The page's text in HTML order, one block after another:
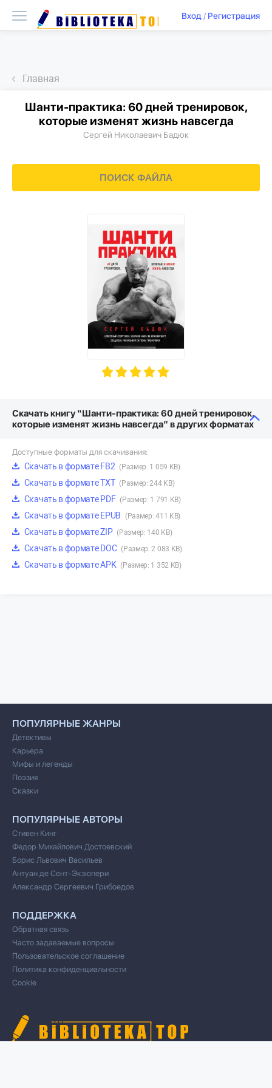
Вход/ Регистрация
Главная
Шанти-практика: 60 дней тренировок,
которые изменят жизнь навсегда
Сергей Николаевич Бадюк
ПОИСК ФАЙЛА
Скачать книгу “Шанти-практика: 60 дней тренировок,
которые изменят жизнь навсегда” в других форматах
Доступные форматы для скачивания:
Скачать в формате FB2 (Размер: 1 059 KB)
Скачать в формате TXT (Размер: 244 KB)
Скачать в формате PDF (Размер: 1 791 KB)
Скачать в формате EPUB (Размер: 411 KB)
Скачать в формате ZIP (Размер: 140 KB)
Скачать в формате DOC (Размер: 2 083 KB)
Скачать в формате APK (Размер: 1 352 KB)
ПОПУЛЯРНЫЕ ЖАНРЫ
Детективы
Карьера
Мифы и легенды
Поэзия
Сказки
ПОПУЛЯРНЫЕ АВТОРЫ
Стивен Кинг
Федор Михайлович Достоевский
Борис Львович Васильев
Антуан де Сент-Экзюпери
Александр Сергеевич Грибоедов
ПОДДЕРЖКА
Обратная связь
Часто задаваемые вопросы
Пользовательское соглашение
Политика конфиденциальности
Cookie